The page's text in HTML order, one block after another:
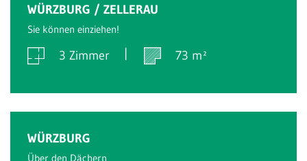
WÜRZBURG / ZELLERAU
Sie können einziehen!
3 Zimmer 73 m²
WÜRZBURG
Über den Dächern